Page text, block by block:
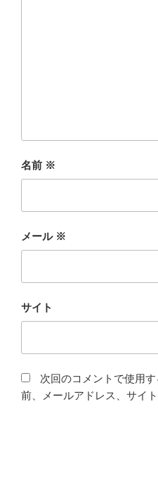
名前 ※
メール ※
サイト
次回のコメントで使用
前、メールアドレス、サイト